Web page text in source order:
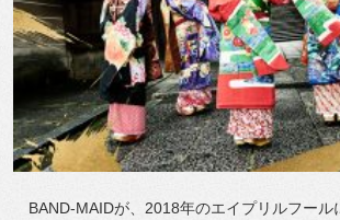
BAND-MAIDが、2018年のエイプリルフール